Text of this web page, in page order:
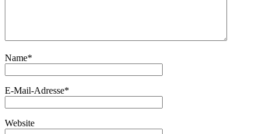
Name*
E-Mail-Adresse*
Website